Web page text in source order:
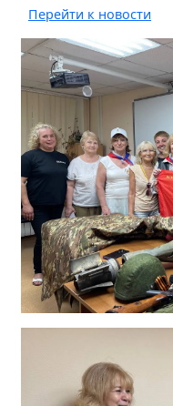
Перейти к новости